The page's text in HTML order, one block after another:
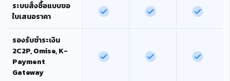
ระบบสั่งซื้อแบบขอ
ใบเสนอราคา
รองรับชำระเงิน
2C2P, Omise, K-
Payment
Gateway